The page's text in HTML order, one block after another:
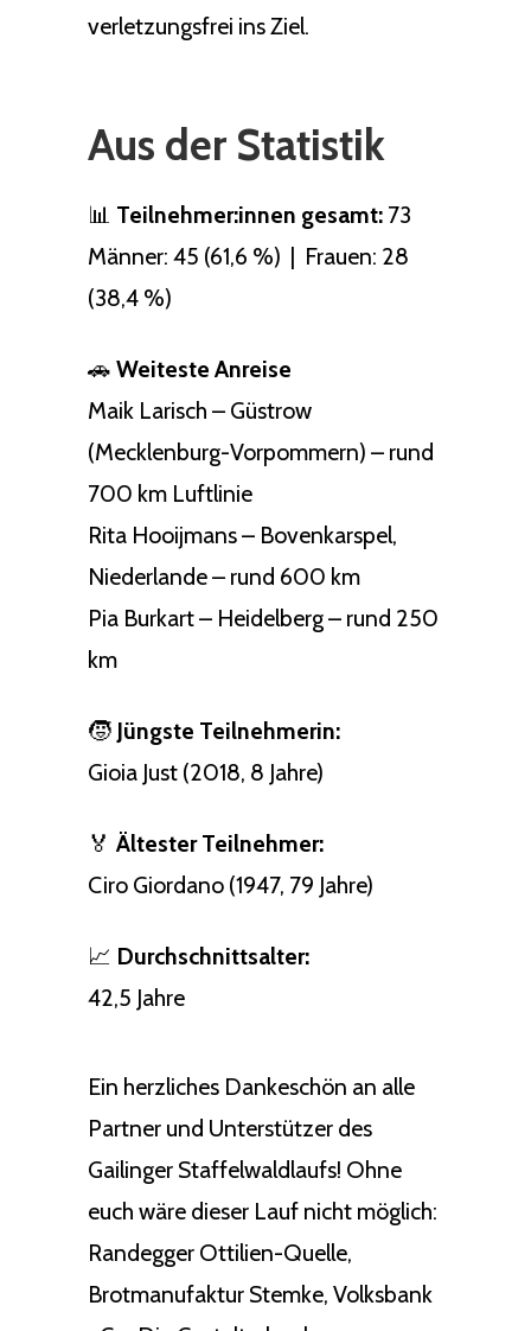
verletzungsfrei ins Ziel.
Aus der Statistik
📊 Teilnehmer:innen gesamt: 73
Männer: 45 (61,6 %) | Frauen: 28
(38,4 %)
🚗 Weiteste Anreise
Maik Larisch – Güstrow
(Mecklenburg-Vorpommern) – rund
700 km Luftlinie
Rita Hooijmans – Bovenkarspel,
Niederlande – rund 600 km
Pia Burkart – Heidelberg – rund 250
km
🧒 Jüngste Teilnehmerin:
Gioia Just (2018, 8 Jahre)
🏅 Ältester Teilnehmer:
Ciro Giordano (1947, 79 Jahre)
📈 Durchschnittsalter:
42,5 Jahre
Ein herzliches Dankeschön an alle
Partner und Unterstützer des
Gailinger Staffelwaldlaufs! Ohne
euch wäre dieser Lauf nicht möglich:
Randegger Ottilien-Quelle,
Brotmanufaktur Stemke, Volksbank